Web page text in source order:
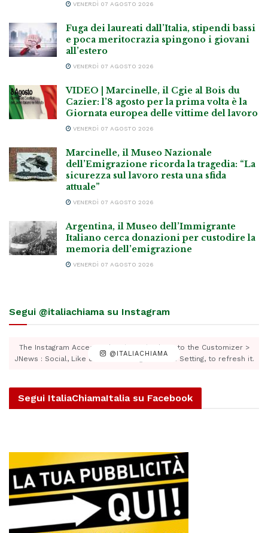
VENERDÌ 07 AGOSTO 2026
Fuga dei laureati dall’Italia, stipendi bassi
e poca meritocrazia spingono i giovani
all’estero
VENERDÌ 07 AGOSTO 2026
VIDEO | Marcinelle, il Cgie al Bois du
Cazier: l’8 agosto per la prima volta è la
Giornata europea delle vittime del lavoro
VENERDÌ 07 AGOSTO 2026
Marcinelle, il Museo Nazionale
dell’Emigrazione ricorda la tragedia: “La
sicurezza sul lavoro resta una sfida
attuale”
VENERDÌ 07 AGOSTO 2026
Argentina, il Museo dell’Immigrante
Italiano cerca donazioni per custodire la
memoria dell’emigrazione
VENERDÌ 07 AGOSTO 2026
Segui @italiachiama su Instagram
@ITALIACHIAMA
The Instagram Access Token is expired, Go to the Customizer >
JNews : Social, Like & View > Instagram Feed Setting, to refresh it.
Segui ItaliaChiamaItalia su Facebook